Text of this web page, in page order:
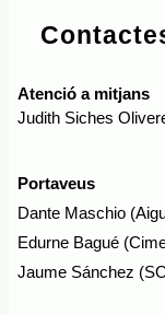
Atenció a mitjans
Judith Siches
Portaveus
Dante Maschio
Edurne Bagué
Jaume Sánchez